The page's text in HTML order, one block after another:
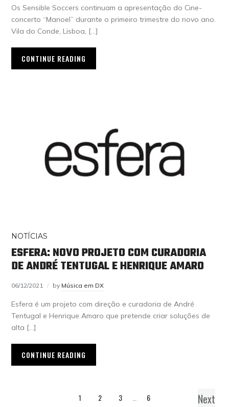
Os Sensible Soccers continuam a apresentação do Cine-
concerto “Manoel” durante o primeiro trimestre do novo ano.
Vila do Conde, Lisboa, […]
CONTINUE READING
NOTÍCIAS
ESFERA: NOVO PROJETO COM CURADORIA
DE ANDRÉ TENTUGAL E HENRIQUE AMARO
06/12/2021 by Música em DX
Esfera é um projeto com direção e curadoria de André
Tentugal e Henrique Amaro que pretende criar soluções de
alta […]
CONTINUE READING
1 2 3 6 Next